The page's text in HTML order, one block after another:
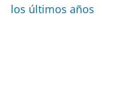
los últimos años